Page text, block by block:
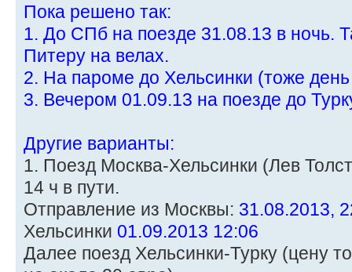
Пока решено так:
1. До СПб на поезде 31.08.13 в ночь.
Питеру на велах.
2. На пароме до Хельсинки (тоже
3. Вечером 01.09.13 на поезде до
Другие варианты:
1. Поезд Москва-Хельсинки (Лев
14 ч в пути.
Отправление из Москвы: 31.08.2013,
Хельсинки 01.09.2013 12:06
Далее поезд Хельсинки-Турку (цену